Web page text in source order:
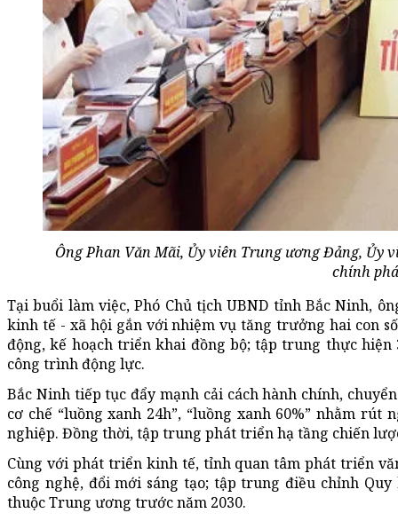
Ông Phan Văn Mãi, Ủy viên Trung ương Đảng, Ủy
chính
Tại buổi làm việc, Phó Chủ tịch UBND tỉnh Bắc Ninh,
kinh tế - xã hội gắn với nhiệm vụ tăng trưởng hai con
động, kế hoạch triển khai đồng bộ; tập trung thực
công trình động lực.
Bắc Ninh tiếp tục đẩy mạnh cải cách hành chính,
cơ chế “luồng xanh 24h”, “luồng xanh 60%” nhằm
nghiệp. Đồng thời, tập trung phát triển hạ tầng chiến
Cùng với phát triển kinh tế, tỉnh quan tâm phát triển
công nghệ, đổi mới sáng tạo; tập trung điều chỉnh
thuộc Trung ương trước năm 2030.